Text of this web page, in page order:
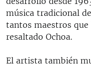
música tradicional
tantos maestros
resaltado Ochoa.
El artista también